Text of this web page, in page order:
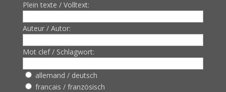
Plein texte / Volltext:
Auteur / Autor:
Mot clef / Schlagwort:
allemand / deutsch
francais / französisch